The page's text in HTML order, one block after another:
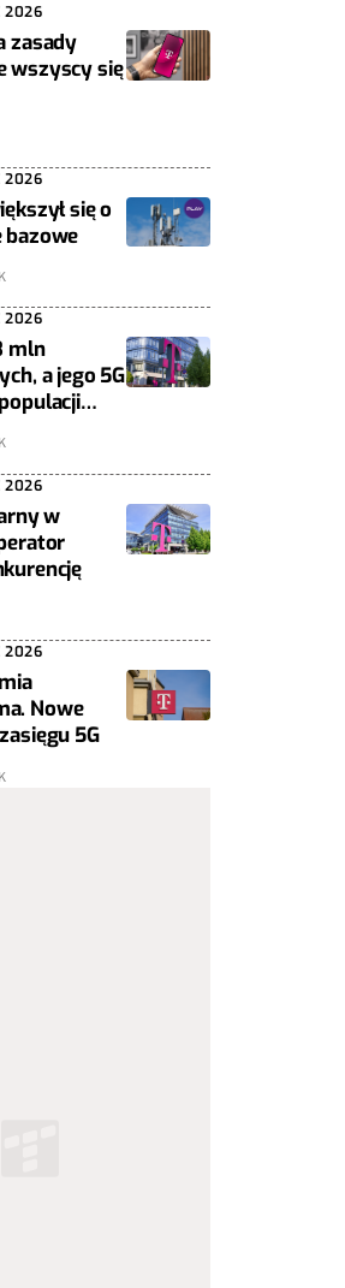
2026
zasady
wszyscy się
2026
się o
bazowe
2026
mln
a jego 5G
2026
w
2026
Nowe
5G